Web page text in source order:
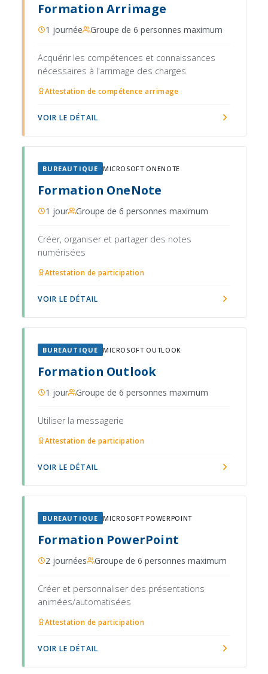
Formation Arrimage
1 journée Groupe de 6 personnes maximum
Acquérir les compétences et connaissances
nécessaires à l'arrimage des charges
Attestation de compétence arrimage
VOIR LE DÉTAIL
BUREAUTIQUE MICROSOFT ONENOTE
Formation OneNote
1 jour Groupe de 6 personnes maximum
Créer, organiser et partager des notes
numérisées
Attestation de participation
VOIR LE DÉTAIL
BUREAUTIQUE MICROSOFT OUTLOOK
Formation Outlook
1 jour Groupe de 6 personnes maximum
Utiliser la messagerie
Attestation de participation
VOIR LE DÉTAIL
BUREAUTIQUE MICROSOFT POWERPOINT
Formation PowerPoint
2 journées Groupe de 6 personnes maximum
Créer et personnaliser des présentations
animées/automatisées
Attestation de participation
VOIR LE DÉTAIL